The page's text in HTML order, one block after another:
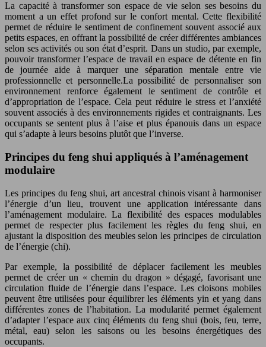
La capacité à transformer son espace de vie selon ses besoins du
moment a un effet profond sur le confort mental. Cette flexibilité
permet de réduire le sentiment de confinement souvent associé aux
petits espaces, en offrant la possibilité de créer différentes ambiances
selon ses activités ou son état d’esprit. Dans un studio, par exemple,
pouvoir transformer l’espace de travail en espace de détente en fin
de journée aide à marquer une séparation mentale entre vie
professionnelle et personnelle.La possibilité de personnaliser son
environnement renforce également le sentiment de contrôle et
d’appropriation de l’espace. Cela peut réduire le stress et l’anxiété
souvent associés à des environnements rigides et contraignants. Les
occupants se sentent plus à l’aise et plus épanouis dans un espace
qui s’adapte à leurs besoins plutôt que l’inverse.
Principes du feng shui appliqués à l’aménagement
modulaire
Les principes du feng shui, art ancestral chinois visant à harmoniser
l’énergie d’un lieu, trouvent une application intéressante dans
l’aménagement modulaire. La flexibilité des espaces modulables
permet de respecter plus facilement les règles du feng shui, en
ajustant la disposition des meubles selon les principes de circulation
de l’énergie (chi).
Par exemple, la possibilité de déplacer facilement les meubles
permet de créer un « chemin du dragon » dégagé, favorisant une
circulation fluide de l’énergie dans l’espace. Les cloisons mobiles
peuvent être utilisées pour équilibrer les éléments yin et yang dans
différentes zones de l’habitation. La modularité permet également
d’adapter l’espace aux cinq éléments du feng shui (bois, feu, terre,
métal, eau) selon les saisons ou les besoins énergétiques des
occupants.